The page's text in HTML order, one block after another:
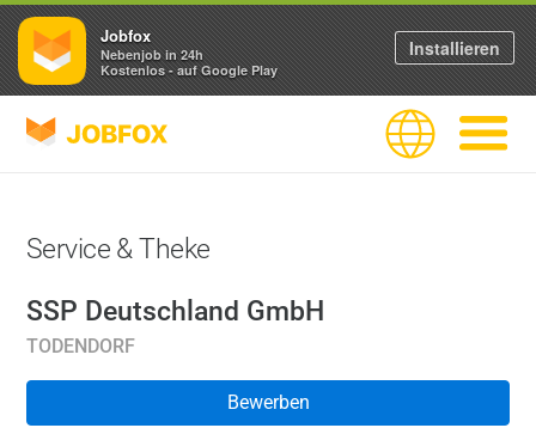
JOBFOX Sprache
Service & Theke
SSP Deutschland GmbH
TODENDORF
Bewerben
Jobfox
Nebenjob in 24h
Kostenlos - auf Google Play
Installieren